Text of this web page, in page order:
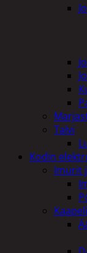
Talvi
Kodin
Imurit